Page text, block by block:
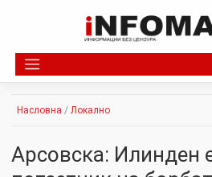
Насловна / Локално
Арсовска: Илинден